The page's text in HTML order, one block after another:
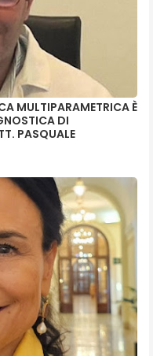
MULTIPARAMETRICA È
DI
PASQUALE